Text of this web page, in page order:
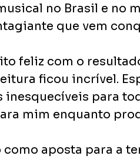
no Brasil e no
que vem
feliz com o
ficou incrível.
inesquecíveis para
mim enquanto
aposta para a